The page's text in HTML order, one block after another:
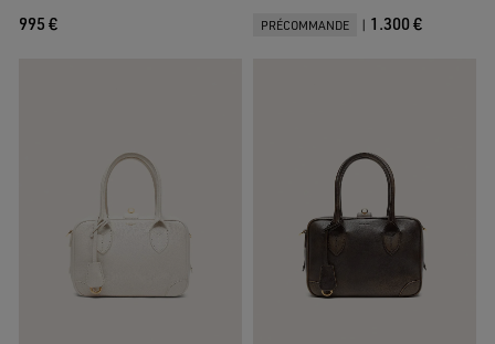
995 € PRÉCOMMANDE | 1.300 €